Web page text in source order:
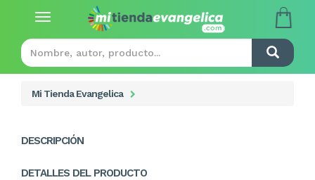
Toggle
Mi Tienda Evangelica
DESCRIPCIÓN
DETALLES DEL PRODUCTO